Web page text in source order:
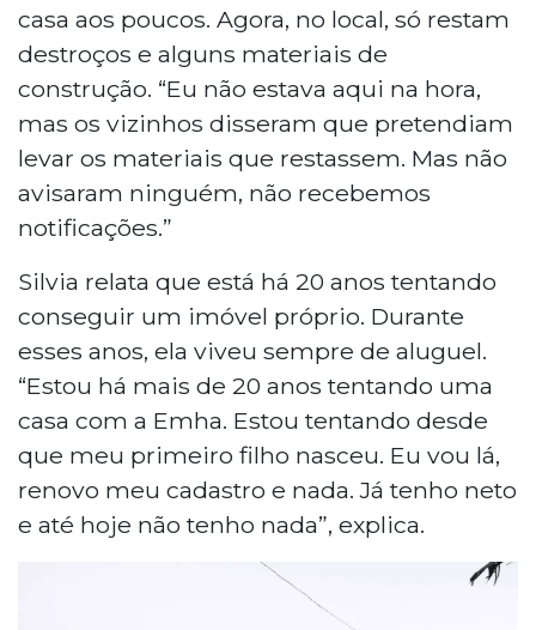
casa aos poucos. Agora, no local, só restam
destroços e alguns materiais de
construção. “Eu não estava aqui na hora,
mas os vizinhos disseram que pretendiam
levar os materiais que restassem. Mas não
avisaram ninguém, não recebemos
notificações.”
Silvia relata que está há 20 anos tentando
conseguir um imóvel próprio. Durante
esses anos, ela viveu sempre de aluguel.
“Estou há mais de 20 anos tentando uma
casa com a Emha. Estou tentando desde
que meu primeiro filho nasceu. Eu vou lá,
renovo meu cadastro e nada. Já tenho neto
e até hoje não tenho nada”, explica.